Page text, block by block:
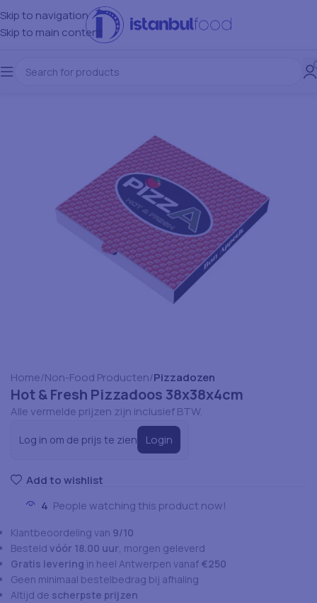
Skip to navigation
Skip to main content
Home Non-Food Producten Pizzadozen
Hot & Fresh Pizzadoos 38x38x4cm
Alle vermelde prijzen zijn inclusief BTW.
Log in om de prijs te zien Login
Add to wishlist
4 People watching this product now!
Klantbeoordeling van 9/10
Besteld vóór 18.00 uur, morgen geleverd
Gratis levering in heel Antwerpen vanaf €250
Geen minimaal bestelbedrag bij afhaling
Altijd de scherpste prijzen